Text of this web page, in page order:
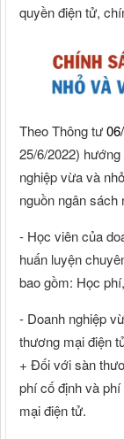
quyền điện tử,
Theo Thông tư
25/6/2022)
nghiệp vừa và
nguồn ngân
- Học viên của
huấn luyện
bao gồm: Học
- Doanh nghiệp
thương mại điện
+ Đối với sàn
phí cố định và
mại điện tử.